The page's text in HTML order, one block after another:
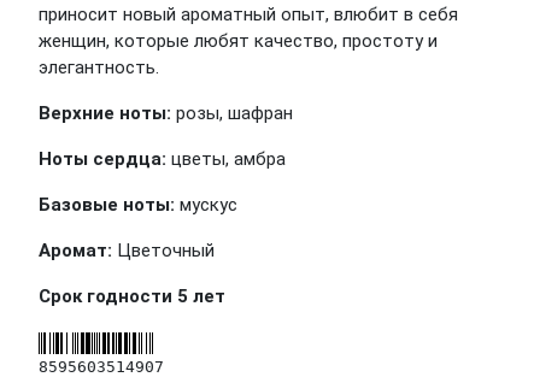
приносит новый ароматный опыт, влюбит в себя
женщин, которые любят качество, простоту и
элегантность.
Верхние ноты: розы, шафран
Ноты сердца: цветы, амбра
Базовые ноты: мускус
Аромат: Цветочный
Срок годности 5 лет
8595603514907